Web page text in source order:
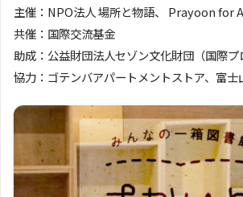
主催：NPO法人 場所と物語、 Prayoon for
共催：国際交流基金
助成：公益財団法人セゾン文化財団（国際プ
協力：ゴテンバアパートメントストア、富士